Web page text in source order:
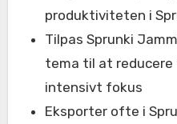
produktiviteten i
Tilpas Sprunki
tema til at
intensivt fokus
Eksporter ofte i